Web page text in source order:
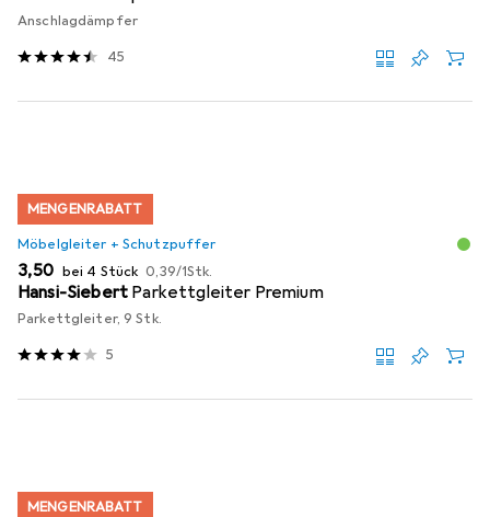
Anschlagdämpfer
45
MENGENRABATT
Möbelgleiter + Schutzpuffer
EUR
3,50 bei 4 Stück EUR
0,39/1Stk.
Hansi-Siebert Parkettgleiter Premium
Parkettgleiter, 9 Stk.
5
MENGENRABATT